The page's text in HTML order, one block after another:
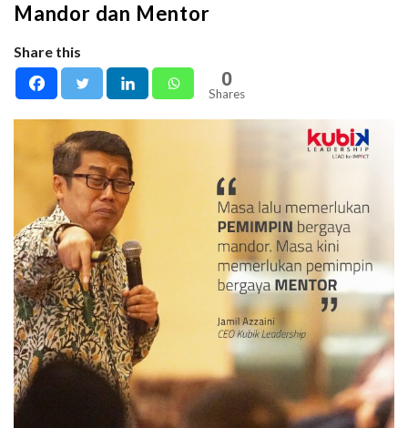
Mandor dan Mentor
Share this
0
Shares